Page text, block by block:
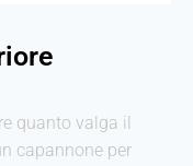
quanto valga il
capannone per